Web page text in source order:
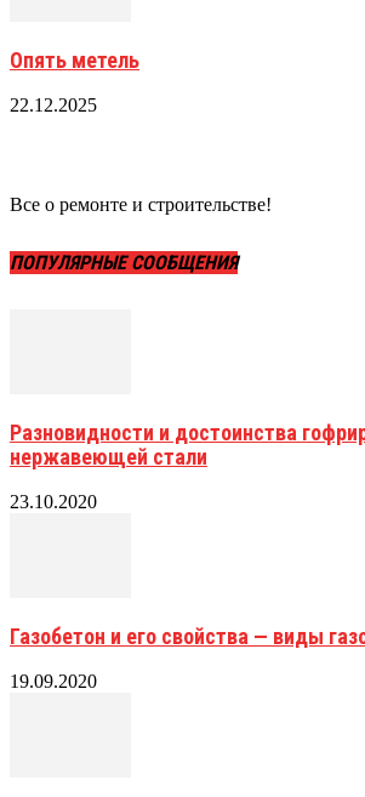
Опять метель
22.12.2025
Все о ремонте и строительстве!
ПОПУЛЯРНЫЕ СООБЩЕНИЯ
Разновидности и достоинства
нержавеющей стали
23.10.2020
Газобетон и его свойства — виды
19.09.2020